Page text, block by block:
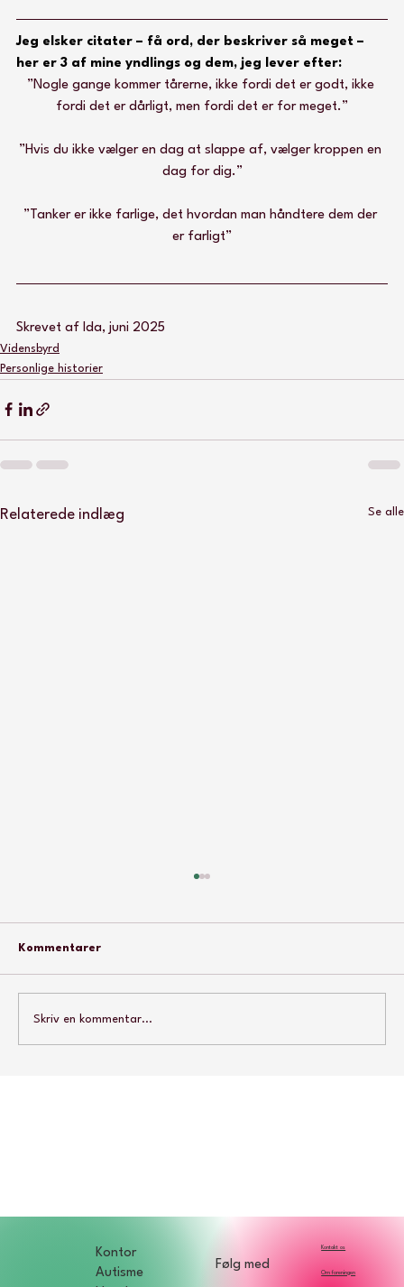
Jeg elsker citater – få ord, der beskriver så meget –
her er 3 af mine yndlings og dem, jeg lever efter:
”Nogle gange kommer tårerne, ikke fordi det er godt, ikke
fordi det er dårligt, men fordi det er for meget.”
”Hvis du ikke vælger en dag at slappe af, vælger kroppen en
dag for dig.”
”Tanker er ikke farlige, det hvordan man håndtere dem der
er farligt”
Skrevet af Ida, juni 2025
Vidensbyrd
Personlige historier
Relaterede indlæg Se alle
Usynlige lidelser
Kommentarer
Skriv en kommentar...
Kontor
Autisme
Følg med
Kontakt os
Om foreningen